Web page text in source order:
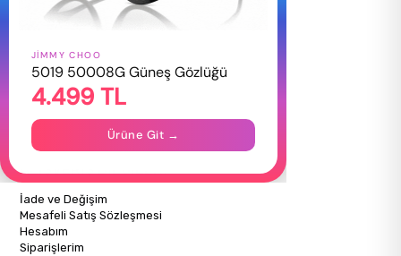
HAKKIMIZDA
Hakkımızda
Gizlilik Politikası
İletişim
Mağazalarımız
ALIŞVERİŞ BİLGİLERİ
İade ve Değişim
Mesafeli Satış Sözleşmesi
Hesabım
Siparişlerim
JIMMY CHOO
5019 50008G Güneş Gözlüğü
4.499 TL
Ürüne Git →